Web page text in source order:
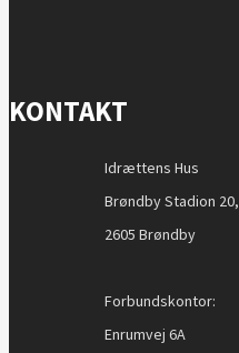
KONTAKT
Idrættens Hus
Brøndby Stadion 20,
2605 Brøndby
Forbundskontor:
Enrumvej 6A